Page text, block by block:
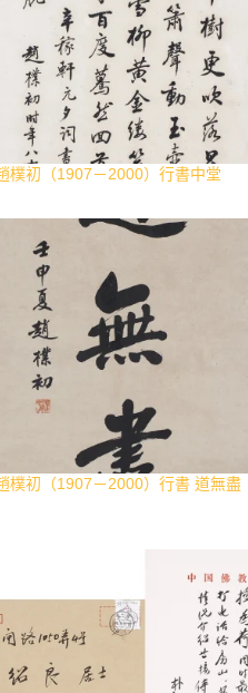
樸初（1907－2000）行書中堂
樸初（1907－2000）行書 道無盡